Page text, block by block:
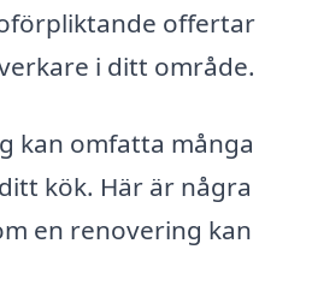
offertar
i ditt område.
kan omfatta många
kök. Här är några
en renovering kan